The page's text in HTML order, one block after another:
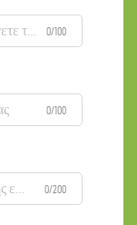
0/100
0/100
0/200